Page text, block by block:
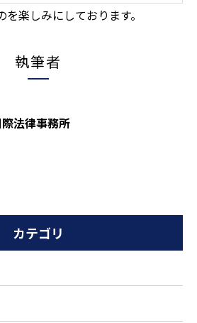
楽しみにしております。
執筆者
法律事務所
カテゴリ